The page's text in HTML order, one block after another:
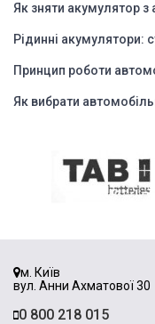
Як зняти акумулятор з
Рідинні акумулятори:
Принцип роботи
Як вибрати
м. Київ
вул. Анни Ахматової 30
0 800 218 015